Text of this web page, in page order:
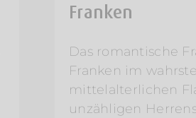
Franken
Das romantische
Franken im
mittelalterlichen
unzähligen